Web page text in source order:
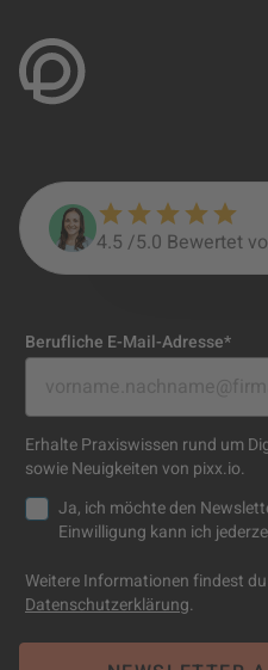
4.5 /5.0 Bewertet
Berufliche E-Mail-Adresse*
Erhalte Praxiswissen rund um
sowie Neuigkeiten von pixx.io.
Ja, ich möchte den
Einwilligung kann ich
Weitere Informationen findest
Datenschutzerklärung.